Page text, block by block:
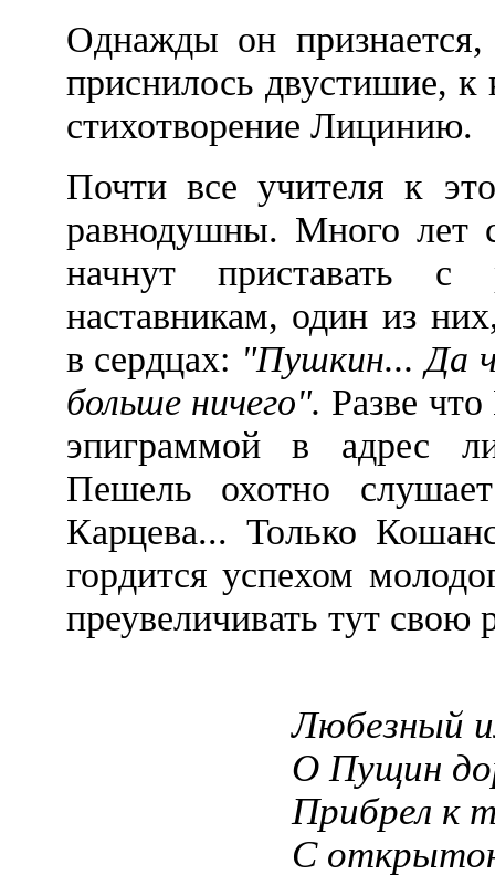
Однажды он
приснилось двустишие, к
стихотворение Лицинию.
Почти все учителя к
равнодушны. Много лет
начнут приставать
наставникам, один из
в сердцах: "Пушкин... Да
больше ничего". Разве
эпиграммой в адрес
Пешель охотно
Карцева... Только
гордится успехом
преувеличивать тут
Любезный
О Пущин
Прибрел к
С